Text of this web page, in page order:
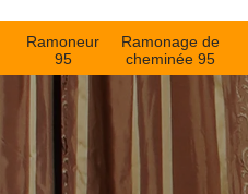
Ramoneur
95
Ramonage de
cheminée 95